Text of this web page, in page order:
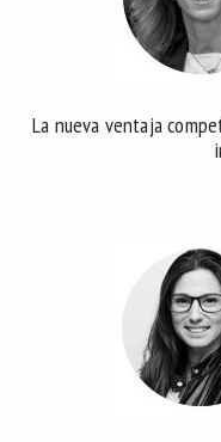
La nueva ventaja